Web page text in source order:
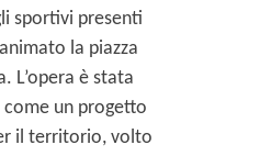
sportivi presenti
la piazza
L’opera è stata
un progetto
il territorio, volto